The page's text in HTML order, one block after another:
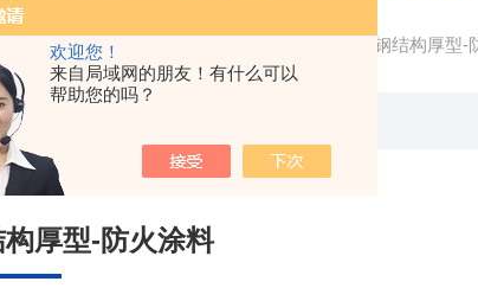
欢迎您！
来自局域网的朋友！有什么可以
帮助您的吗？
钢结构防火涂料 / 钢结构厚型-
厚型-防火涂料